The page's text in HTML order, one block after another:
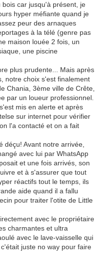
bois car jusqu'à présent, je
hyper méfiante quand je
peur des arnaques
à la télé (genre pas
maison louée 2 fois, un
une piscine
plus prudente... Mais après
notre choix s'est finalement
Chania, 3ème ville de Crête,
par un loueur professionnel.
mis en alerte et après
sur internet pour vérifier
l'a contacté et on a fait
déçu! Avant notre arrivée,
avec lui par WhatsApp
et une fois arrivés, son
et à s'assurer que tout
réactifs tout le temps, ils
aide quand il a fallu
pour traiter l'otite de Little
avec le propriétaire
charmantes et ultra
avec le lave-vaisselle qui
juste no way pour faire